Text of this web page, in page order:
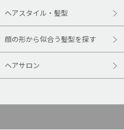
ヘアスタイル・髪型
顔の形から似合う髪型を探す
ヘアサロン